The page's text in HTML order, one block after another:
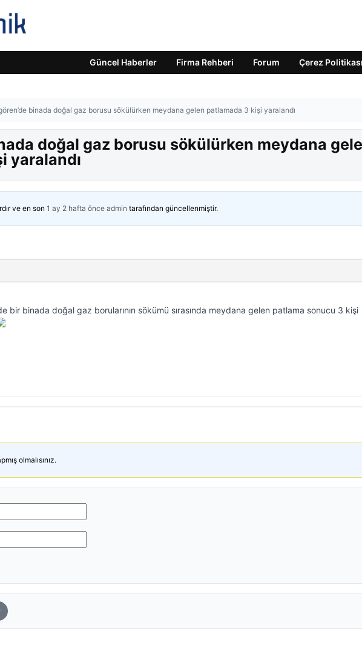
Güncel Haberler Firma Rehberi Forum Çerez Politikası
binada doğal gaz borusu sökülürken meydana gelen patlamada 3 kişi yaralandı
doğal gaz borusu sökülürken meydana
yaralandı
ve en son 1 ay 2 hafta önce admin tarafından güncellenmiştir.
bir binada doğal gaz borularının sökümü sırasında meydana gelen patlama sonucu 3 kişi
olmalısınız.